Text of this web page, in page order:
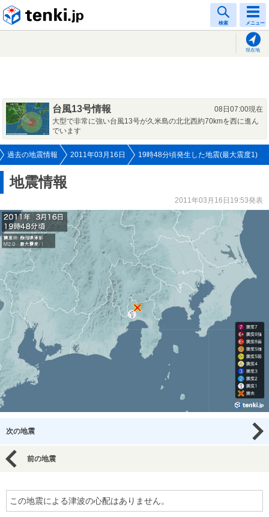
検索 メニュー
現在地
台風13号情報
08日07:00現在
大型で非常に強い台風13号が久米島の北北西約70kmを西に進ん
でいます
過去の地震情報 2011年03月16日 19時48分頃発生した地震(最大震度1)
地震情報
2011年03月16日19:53発表
次の地震
前の地震
この地震による津波の心配はありません。